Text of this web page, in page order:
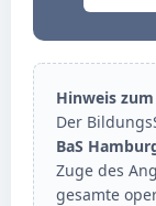
Hinweis
Der
BaS
Zuge des
gesamte